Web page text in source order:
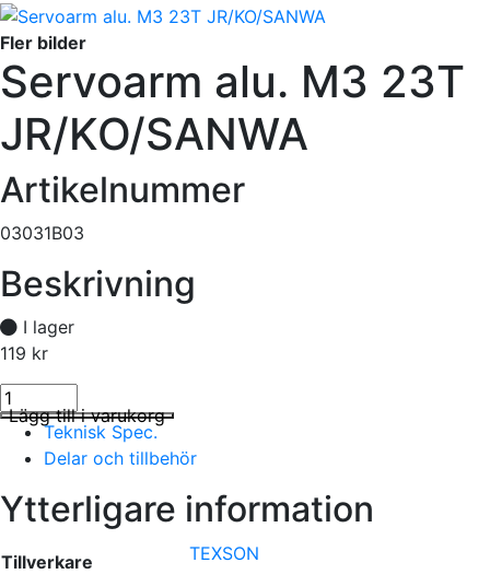
Fler bilder
Servoarm alu. M3 23T
JR/KO/SANWA
Artikelnummer
03031B03
Beskrivning
I lager
119 kr
I lager
Servoarm alu. M3 23T JR/KO/SANWA mängd
Lägg till i varukorg
Teknisk Spec.
Delar och tillbehör
Ytterligare information
Tillverkare TEXSON